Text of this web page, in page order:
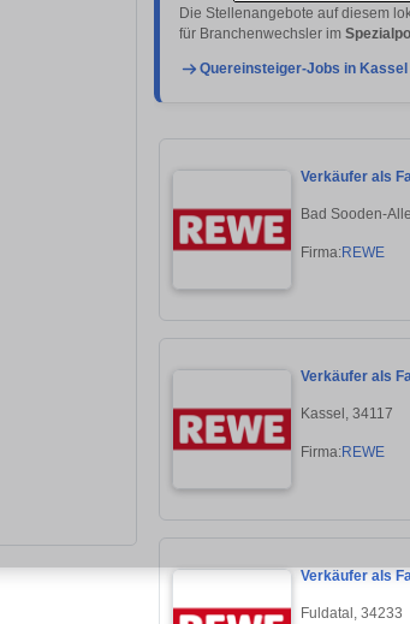
Die Stellenangebote auf diesem
für Branchenwechsler im
Quereinsteiger-Jobs in
Verkäufer als
Bad Sooden-
Firma:REWE
Verkäufer als
Kassel, 34117
Firma:REWE
Verkäufer als
Fuldatal, 34233